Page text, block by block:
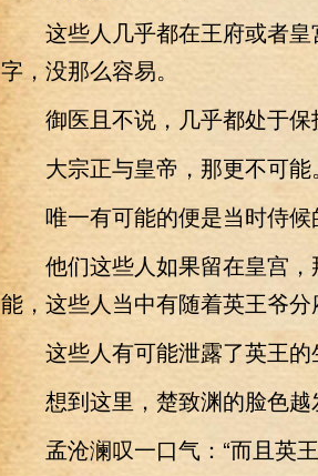
这些人几乎都在王府或者皇
字，没那么容易。
御医且不说，几乎都处于保
大宗正与皇帝，那更不可能。
唯一有可能的便是当时侍候
他们这些人如果留在皇宫，
能，这些人当中有随着英王爷分
这些人有可能泄露了英王的
想到这里，楚致渊的脸色越
孟沧澜叹一口气：“而且英王